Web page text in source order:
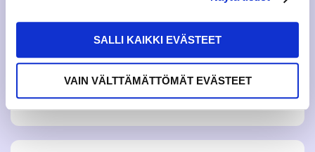
SALLI KAIKKI EVÄSTEET
VAIN VÄLTTÄMÄTTÖMÄT EVÄSTEET
kiia.poyhonen@jamko.fi
+358 44 3211 550
Tweet